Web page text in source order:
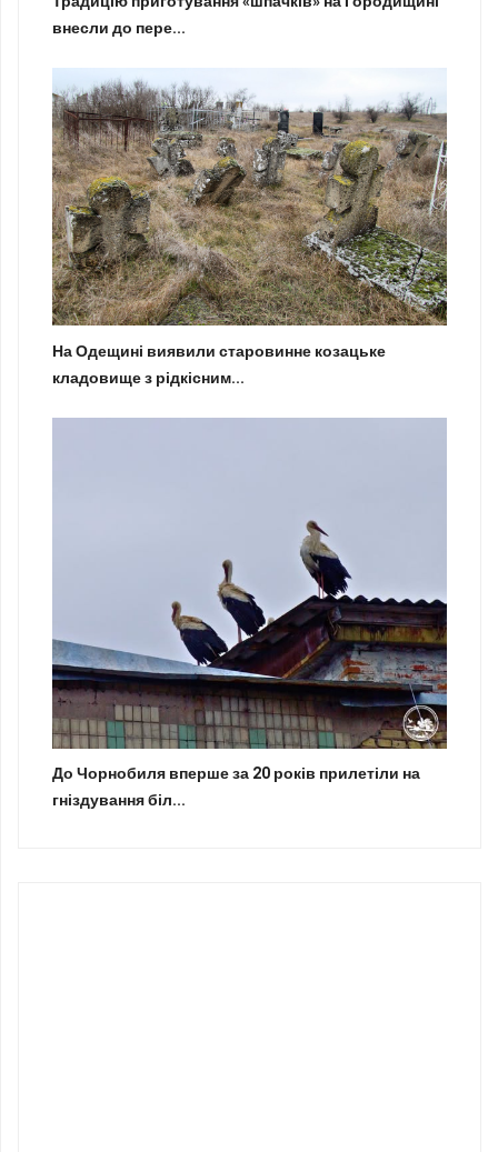
внесли до пере...
На Одещині виявили старовинне козацьке
кладовище з рідкісним...
До Чорнобиля вперше за 20 років прилетіли на
гніздування біл...